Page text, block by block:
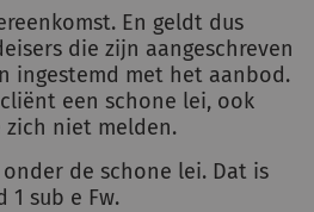
En geldt dus
die zijn aangeschreven
ingestemd met het aanbod.
een schone lei, ook
niet melden.
de schone lei. Dat is
1 sub e Fw.